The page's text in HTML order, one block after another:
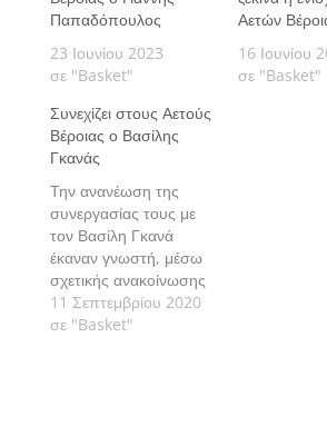
Παπαδόπουλος
23 Ιουνίου 2023
σε "Basket"
Αετών
16 Ιουνίου
σε "Basket"
Συνεχίζει στους Αετούς
Βέροιας ο Βασίλης
Γκανάς
Την ανανέωση της
συνεργασίας τους με
τον Βασίλη Γκανά
έκαναν γνωστή, μέσω
σχετικής ανακοίνωσης
οι Αετοί Βέροιας.
11 Σεπτεμβρίου 2020
σε "Basket"